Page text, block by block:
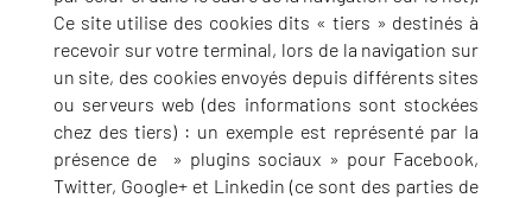
Ce site utilise des cookies dits « tiers » destinés à
recevoir sur votre terminal, lors de la navigation sur
un site, des cookies envoyés depuis différents sites
ou serveurs web (des informations sont stockées
chez des tiers) : un exemple est représenté par la
présence de » plugins sociaux » pour Facebook,
Twitter, Google+ et Linkedin (ce sont des parties de